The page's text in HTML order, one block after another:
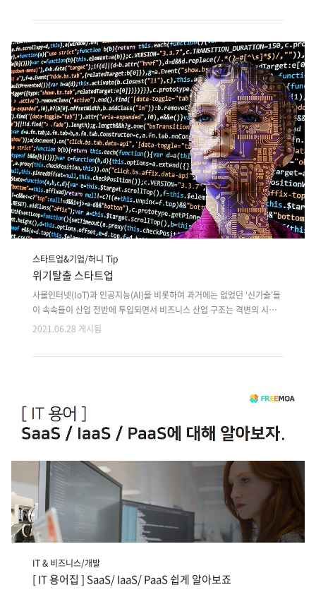
특히 혁신적인 아이디어가 중요한 스타트업의 경우 좋은 회의를 통해 기
정기적 회의는 오히려 업무 효율을 저하시키고, 사기를 떨어뜨리기도 하
죠. 열심히 준비한 회의 자료 속 'ㅇ'과 'ㅁ' 글자에 색깔을 칠하고, 알 수 없
는 그림을 그리고 물음표를 남발하며 열심히 소통하는 ‘척’하는 회의는 부
질없이 시간을 낭비하게 합니다. 따라서 이번 글에서는 기업에서 좋..
스타트업&기업/허니 Tip
위기탈출 스타트업
사물인터넷(IoT)과 인공지능(AI)을 비롯하여 과거에는 없었던 ‘신기술’들
이 속속들이 산업 전반에 투입되면서 비즈니스 산업 구조는 격변의 시기
를 직면하고 있습니다. 그러나 변화의 시기는 새로운 사업을 꿈꾸는 이들
이로 인해 최근 IT에 대한 수요가 급증하고 있습니다. 프리모아는 IT 산업
간 꾸준히 쌓아온 네트워크와 인프라, 그 어느 플랫폼에서도 찾아볼 수 없
는 독자적인 시스템 구축으로 인해 감사하게도 많은 클라이언트와 개발자
가 먼저 찾아주는 플랫폼으로 자리매김할 수 있었습니다. 그러나 ..
2021.06.28 게시됨
IT & 비즈니스/개발
[ IT 용어집 ] SaaS/ IaaS/ PaaS 쉽게 알아보죠